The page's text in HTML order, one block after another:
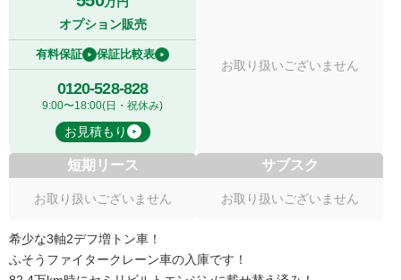
オプション販売
有料保証 保証比較表
0120-528-828
9:00〜18:00(日・祝休み)
お見積もり
お取り扱いございません
短期リース
お取り扱いございません
サブスク
お取り扱いございません
希少な3軸2デフ増トン車！
ふそうファイタークレーン車の入庫です！